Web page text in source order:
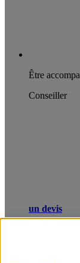
Être
Conseiller
un devis
invalidité ou un